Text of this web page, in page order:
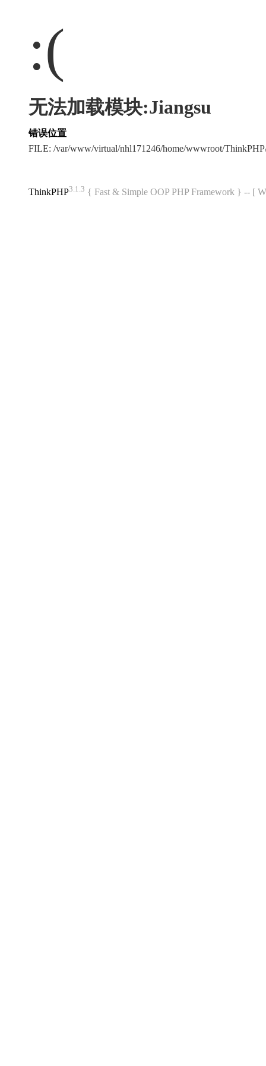
:(
无法加载模块:Jiangsu
错误位置
FILE: /var/www/virtual/nhl171246/home/wwwroot/
ThinkPHP3.1.3 { Fast & Simple OOP PHP Framework } -- [